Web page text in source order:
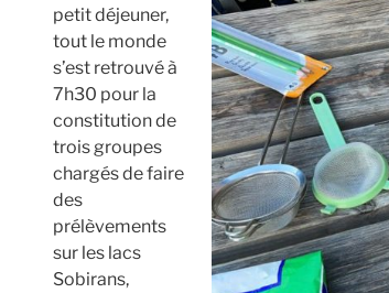
petit déjeuner,
tout le monde
s’est retrouvé à
7h30 pour la
constitution de
trois groupes
chargés de faire
des
prélèvements
sur les lacs
Sobirans,